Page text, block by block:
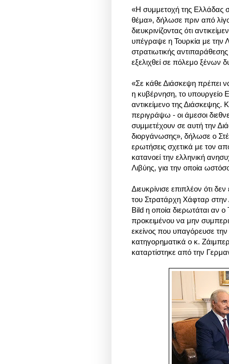
«Η συμμετοχή της Ελλάδας
θέμα», δήλωσε πριν από
διευκρινίζοντας ότι
υπέγραψε η Τουρκία με την
στρατιωτικής
εξελιχθεί σε πόλεμο ξένων
«Σε κάθε Διάσκεψη πρέπει
η κυβέρνηση, το υπουργείο
αντικείμενο της
περιγράψω - οι άμεσοι
συμμετέχουν σε αυτή την
διοργάνωσης», δήλωσε ο
ερωτήσεις σχετικά με τον
κατανοεί την ελληνική
Λιβύης, για την οποία
Διευκρίνισε επιπλέον ότι
του Στρατάρχη Χάφταρ στην
Bild η οποία διερωτάται αν
προκειμένου να μην
εκείνος που υπαγόρευσε
κατηγορηματικά ο κ.
καταρτίστηκε από την